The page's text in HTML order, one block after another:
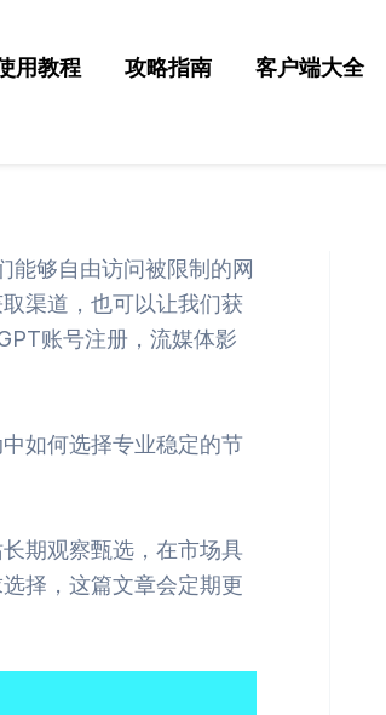
用教程 攻略指南 客户端大全
能够自由访问被限制的网
渠道，也可以让我们获
账号注册，流媒体影
如何选择专业稳定的节
期观察甄选，在市场具
择，这篇文章会定期更